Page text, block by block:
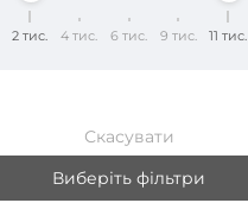
2 тис. 4 тис. 6 тис. 9 тис. 11 тис.
Скасувати
Виберіть фільтри